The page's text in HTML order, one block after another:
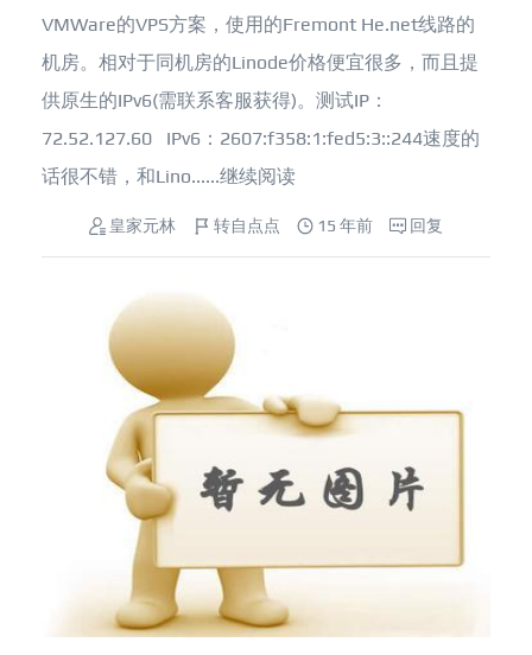
VMWare的VPS方案，使用的Fremont He.net线路的
机房。相对于同机房的Linode价格便宜很多，而且提
供原生的IPv6(需联系客服获得)。测试IP：
72.52.127.60 IPv6：2607:f358:1:fed5:3::244速度的
话很不错，和Lino......继续阅读
皇家元林 转自点点 15 年前 回复